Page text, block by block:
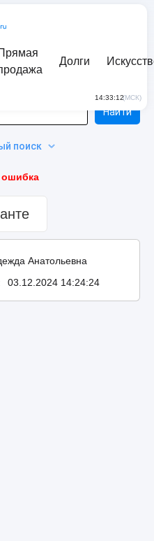
Долги
14:33:12(МСК)
поиск
Найти
ошибка
Анатольевна
03.12.2024 14:24:24